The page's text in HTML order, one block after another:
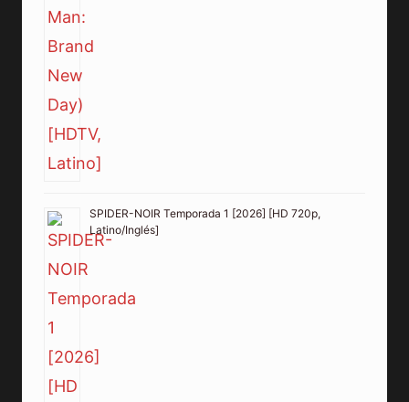
SPIDER-NOIR Temporada 1 [2026] [HD 720p,
Latino/Inglés]